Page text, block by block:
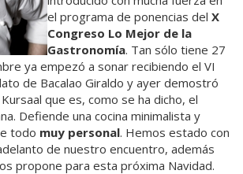
el programa de ponencias del X
Congreso Lo Mejor de la
Gastronomía. Tan sólo tiene 27
ya empezó a sonar recibiendo el VI
de Bacalao Giraldo y ayer demostró
que es, como se ha dicho, el
Defiende una cocina minimalista y
todo muy personal. Hemos estado con
de nuestro encuentro, además
propone para esta próxima Navidad.